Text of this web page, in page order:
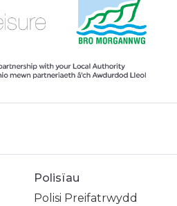
Polisïau
Polisi Preifatrwydd